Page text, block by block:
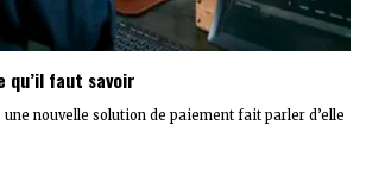
qu’il faut savoir
nouvelle solution de paiement fait parler d’elle